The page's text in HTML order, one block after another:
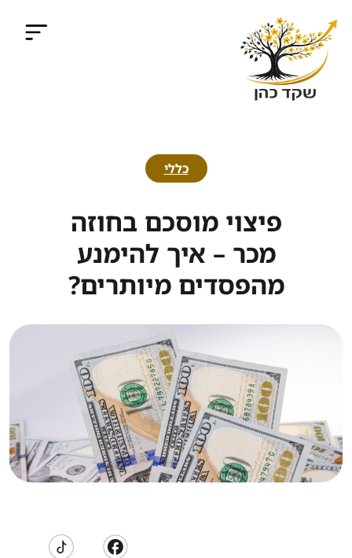
כללי
פיצוי מוסכם בחוזה
מכר – איך להימנע
מהפסדים מיותרים?